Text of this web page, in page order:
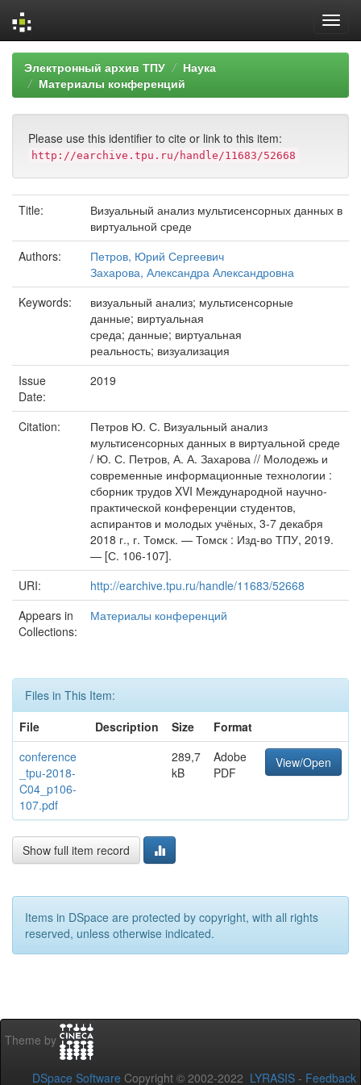
Skip
navigation
Электронный архив ТПУ
Наука
Материалы конференций
Please use this identifier to cite or link to this item:
http://earchive.tpu.ru/handle/11683/52668
Title:
Визуальный анализ мультисенсорных данных в
виртуальной среде
Authors:
Петров, Юрий Сергеевич
Захарова, Александра Александровна
Keywords:
визуальный анализ; мультисенсорные
данные; виртуальная
среда; данные; виртуальная
реальность; визуализация
Issue
Date:
2019
Citation:
Петров Ю. С. Визуальный анализ
мультисенсорных данных в виртуальной среде
/ Ю. С. Петров, А. А. Захарова // Молодежь и
современные информационные технологии :
сборник трудов XVI Международной научно-
практической конференции студентов,
аспирантов и молодых учёных, 3-7 декабря
2018 г., г. Томск. — Томск : Изд-во ТПУ, 2019.
— [С. 106-107].
URI:
http://earchive.tpu.ru/handle/11683/52668
Appears in
Collections:
Материалы конференций
Files in This Item:
File
Description Size
Format
conference
_tpu-2018-
C04_p106-
107.pdf
289,7
kB
Adobe
PDF
View/Open
Show full item record
Items in DSpace are protected by copyright, with all rights
reserved, unless otherwise indicated.
Theme by
DSpace Software Copyright © 2002-2022 LYRASIS - Feedback